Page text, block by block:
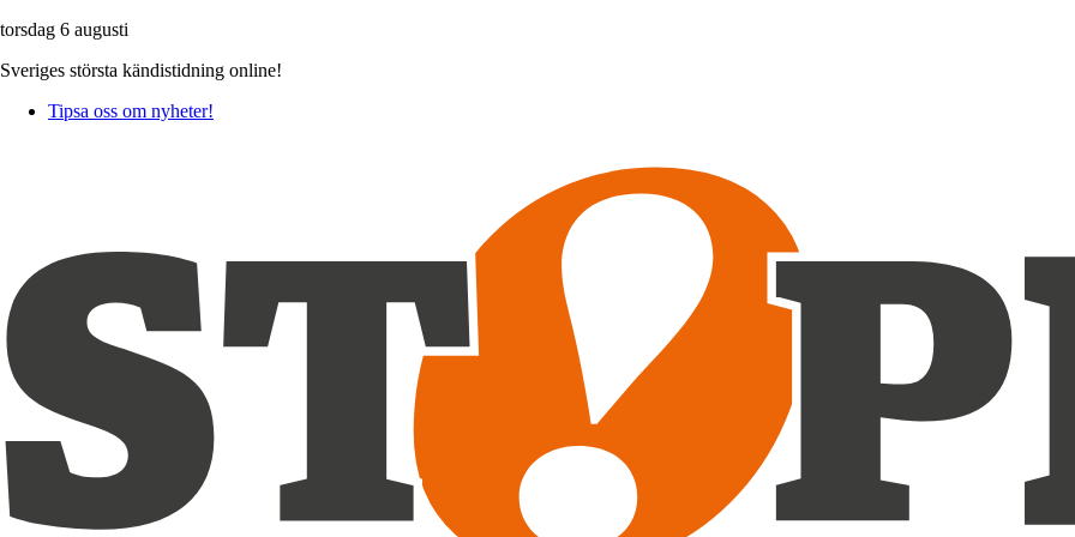
torsdag 6 augusti
Sveriges största kändistidning online!
Tipsa oss om nyheter!